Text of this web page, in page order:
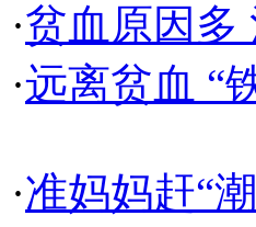
·贫血原因多
·远离贫血 “
·准妈妈赶“